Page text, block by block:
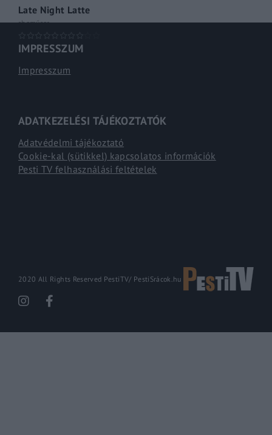
Late Night Latte
shoműsor
IMPRESSZUM
Impresszum
ADATKEZELÉSI TÁJÉKOZTATÓK
Adatvédelmi tájékoztató
Cookie-kal (sütikkel) kapcsolatos információk
Pesti TV felhasználási feltételek
2020 All Rights Reserved PestiTV/ PestiSrácok.hu